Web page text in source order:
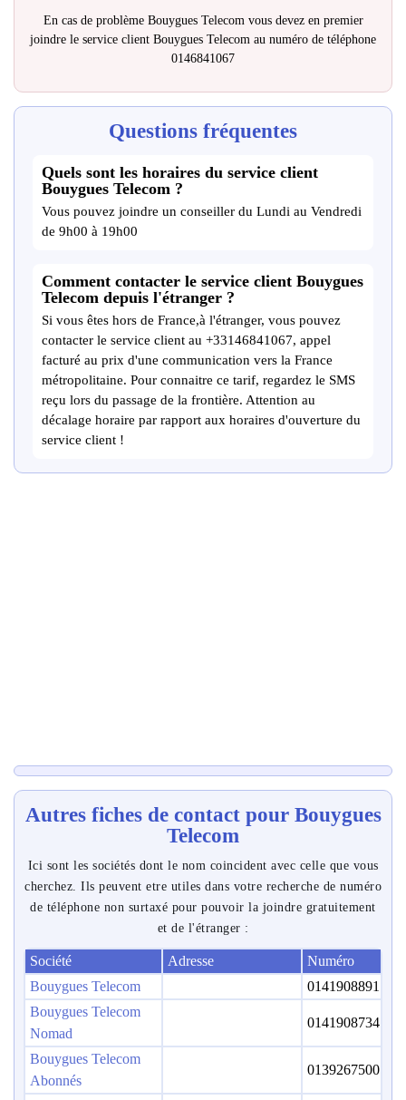
En cas de problème Bouygues Telecom vous devez en premier
joindre le service client Bouygues Telecom au numéro de téléphone
0146841067
Questions fréquentes
Quels sont les horaires du service client
Bouygues Telecom ?
Vous pouvez joindre un conseiller du Lundi au Vendredi
de 9h00 à 19h00
Comment contacter le service client Bouygues
Telecom depuis l'étranger ?
Si vous êtes hors de France,à l'étranger, vous pouvez
contacter le service client au +33146841067, appel
facturé au prix d'une communication vers la France
métropolitaine. Pour connaitre ce tarif, regardez le SMS
reçu lors du passage de la frontière. Attention au
décalage horaire par rapport aux horaires d'ouverture du
service client !
Autres fiches de contact pour Bouygues
Telecom
Ici sont les sociétés dont le nom coincident avec celle que vous
cherchez. Ils peuvent etre utiles dans votre recherche de numéro
de téléphone non surtaxé pour pouvoir la joindre gratuitement
et de l'étranger :
Société Adresse
Numéro
Bouygues Telecom
0141908891
Bouygues Telecom
Nomad
0141908734
Bouygues Telecom
Abonnés
0139267500